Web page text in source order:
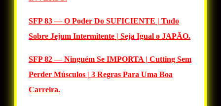
SFP 83 — O Poder Do SUFICIENTE | Tudo
Sobre Jejum Intermitente | Seja Igual o JAPÃO.
SFP 82 — Ninguém Se IMPORTA | Cutting Sem
Perder Músculos | 3 Regras Para Uma Boa
Carreira.